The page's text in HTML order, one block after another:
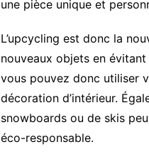
une pièce unique et
L’upcycling est donc la
nouveaux objets en
vous pouvez donc utiliser
décoration d’intérieur.
snowboards ou de skis
éco-responsable.